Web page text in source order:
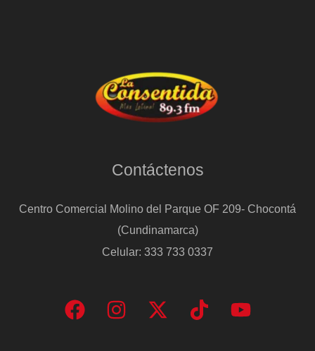
Contáctenos
Centro Comercial Molino del Parque OF 209- Chocontá
(Cundinamarca)
Celular: 333 733 0337